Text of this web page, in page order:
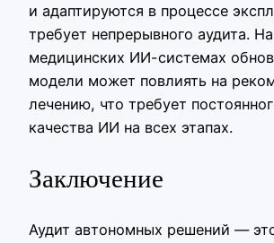
и адаптируются в процессе
требует непрерывного аудита.
медицинских ИИ-системах
модели может повлиять на
лечению, что требует
качества ИИ на всех этапах.
Заключение
Аудит автономных решений —